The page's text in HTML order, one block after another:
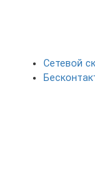
Сетевой